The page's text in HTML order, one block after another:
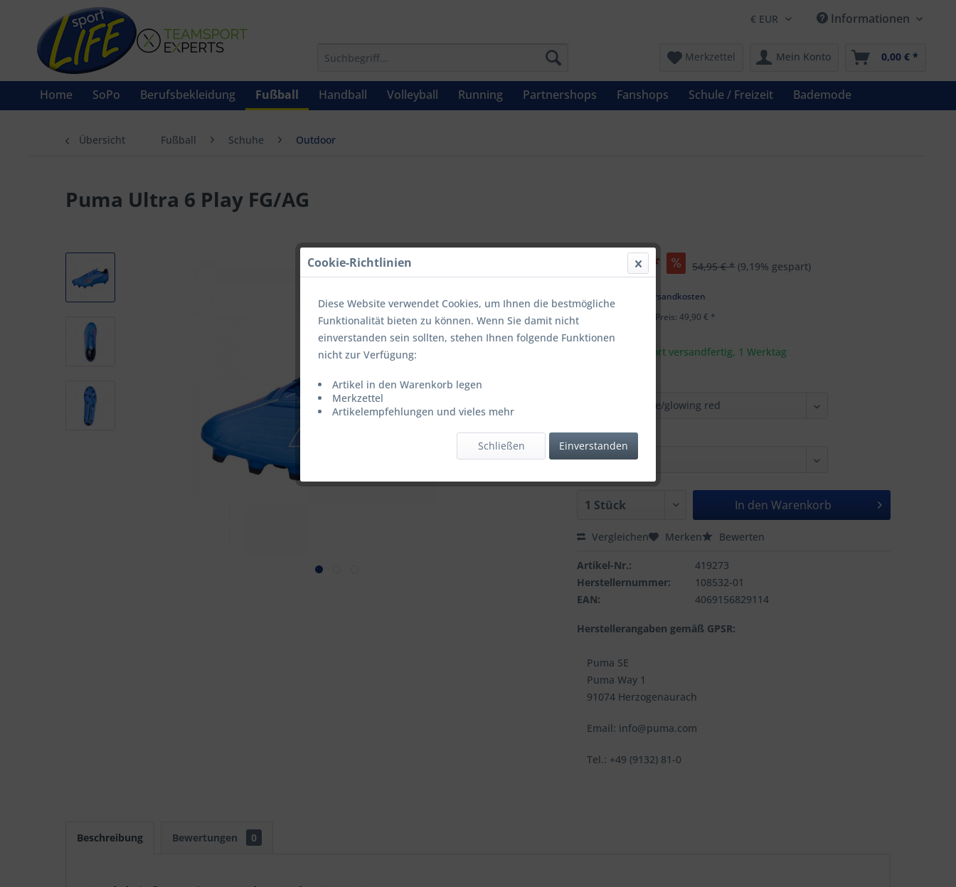
Informationen
Merkzettel Mein Konto 0,00 € *
Home SoPo Berufsbekleidung Fußball Handball Volleyball Running Partnershops Fanshops Schule / Freizeit Bademode
Übersicht Fußball Schuhe Outdoor
Puma Ultra 6 Play FG/AG
49,90 € * 54,95 € * (9,19% gespart)
zzgl. Versandkosten
Letzter niedrigster Preis: 49,90 € *
Artikel ist sofort versandfertig, 1 Werktag
GROESSE:
In den Warenkorb
Vergleichen Merken Bewerten
Artikel-Nr.:
419273
Herstellernummer:
108532-01
EAN:
4069156829114
Herstellerangaben gemäß GPSR:
Puma SE
Puma Way 1
91074 Herzogenaurach
Email: info@puma.com
Tel.: +49 (9132) 81-0
Beschreibung Bewertungen 0
Cookie-Richtlinien
Diese Website verwendet Cookies, um Ihnen die bestmögliche
Funktionalität bieten zu können. Wenn Sie damit nicht
einverstanden sein sollten, stehen Ihnen folgende Funktionen
nicht zur Verfügung:
Artikel in den Warenkorb legen
Merkzettel
Artikelempfehlungen und vieles mehr
Einverstanden
Schließen